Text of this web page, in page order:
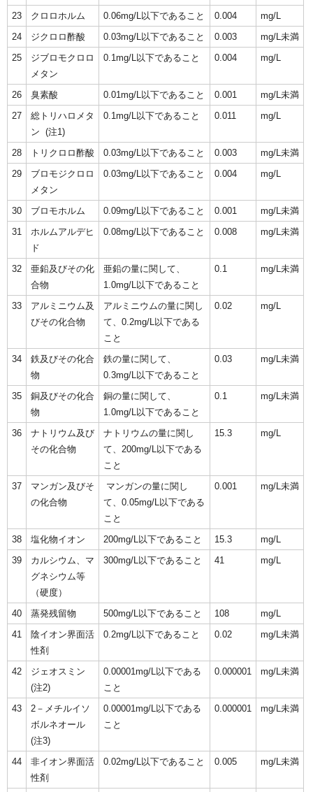
23 クロロホルム 0.06mg/L以下であること 0.004
mg/L
24
ジクロロ酢酸 0.03mg/L以下であること 0.003
mg/L未満
25
ジブロモクロロ
メタン
0.1mg/L以下であること 0.004 mg/L
26 臭素酸 0.01mg/L以下であること 0.001
mg/L未満
27
総トリハロメタ
ン (注1)
0.1mg/L以下であること 0.011 mg/L
28 トリクロロ酢酸 0.03mg/L以下であること 0.003
mg/L未満
29
ブロモジクロロ
メタン
0.03mg/L以下であること 0.004 mg/L
30 ブロモホルム 0.09mg/L以下であること 0.001
mg/L未満
31
ホルムアルデヒ
ド
0.08mg/L以下であること 0.008 mg/L未満
32
亜鉛及びその化
合物
亜鉛の量に関して、
1.0mg/L以下であること
0.1 mg/L未満
33
アルミニウム及
びその化合物
アルミニウムの量に関し
て、0.2mg/L以下である
こと
0.02 mg/L
34
鉄及びその化合
物
鉄の量に関して、
0.3mg/L以下であること
0.03 mg/L未満
35
銅及びその化合
物
銅の量に関して、
1.0mg/L以下であること
0.1 mg/L未満
36
ナトリウム及び
その化合物
ナトリウムの量に関し
て、200mg/L以下である
こと
15.3 mg/L
37
マンガン及びそ
の化合物
マンガンの量に関し
て、0.05mg/L以下である
こと
0.001 mg/L未満
38 塩化物イオン 200mg/L以下であること 15.3
mg/L
39
カルシウム、マ
グネシウム等
（硬度）
300mg/L以下であること 41 mg/L
40 蒸発残留物 500mg/L以下であること 108
mg/L
41
陰イオン界面活
性剤
0.2mg/L以下であること 0.02 mg/L未満
42
ジェオスミン
(注2)
0.00001mg/L以下である
こと
0.000001 mg/L未満
43
2－メチルイソ
ボルネオール
(注3)
0.00001mg/L以下である
こと
0.000001 mg/L未満
44
非イオン界面活
性剤
0.02mg/L以下であること 0.005 mg/L未満